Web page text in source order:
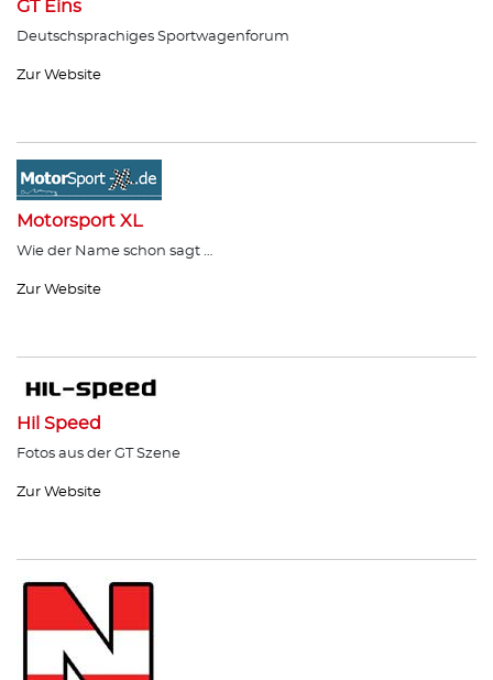
GT Eins
Deutschsprachiges Sportwagenforum
Zur Website
Motorsport XL
Wie der Name schon sagt …
Zur Website
Hil Speed
Fotos aus der GT Szene
Zur Website